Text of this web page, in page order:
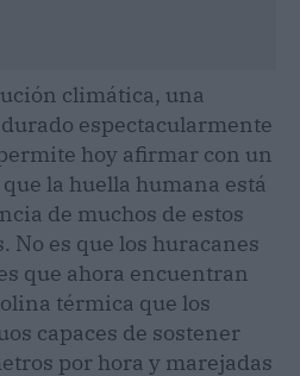
climática, una
espectacularmente
hoy afirmar con un
la huella humana está
de muchos de estos
No es que los huracanes
que ahora encuentran
térmica que los
capaces de sostener
por hora y marejadas